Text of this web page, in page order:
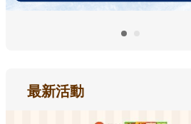
最新活動